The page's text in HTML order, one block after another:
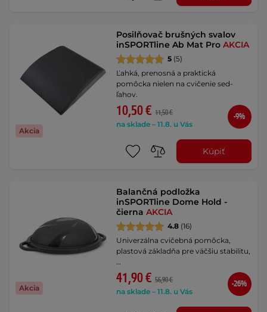
Akcia
Posilňovač brušných svalov
inSPORTline Ab Mat ProAKCIA
5 (5)
Ľahká, prenosná a praktická
pomôcka nielen na cvičenie sed-
ľahov.
10,50 € 11,50 €
na sklade – 11.8. u Vás
-9%
Kúpiť
Akcia
Balančná podložka
inSPORTline Dome Hold -
čiernaAKCIA
4.8 (16)
Univerzálna cvičebná pomôcka,
plastová základňa pre väčšiu stabilitu,
…
41,90 € 56,90 €
na sklade – 11.8. u Vás
-26%